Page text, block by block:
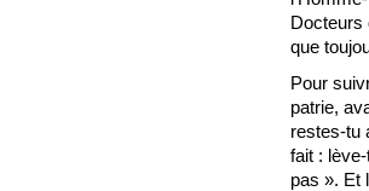
Docteurs
que
Pour
patrie,
restes-tu
fait :
pas ». Et